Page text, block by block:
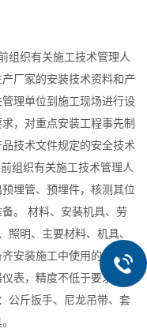
织有关施工技术管理人
厂家的安装技术资料和产
理单位到施工现场进行设
，对重点安装工程事先制
技术文件规定的安全技术
组织有关施工技术管理人
埋管、预埋件，核测其位
。 材料、安装机具、劳
明、主要材料、机具、
安装施工中使用的符合计
表，精度不低于要求的精
公斤扳手、尼龙吊带、套